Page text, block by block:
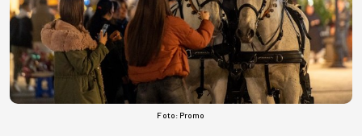
Foto: Promo